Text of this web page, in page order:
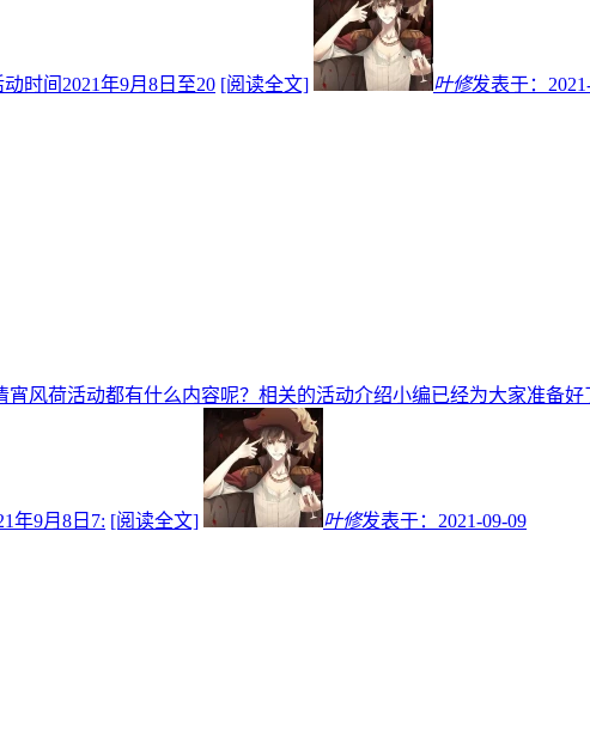
时间2021年9月8日至20 [阅读全文] 叶修发表于：
宵风荷活动都有什么内容呢？相关的活动介绍小编已经为大家准备
年9月8日7: [阅读全文] 叶修发表于： 2021-09-09